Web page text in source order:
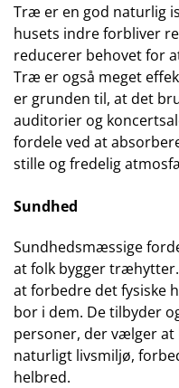
Træ er en god naturlig
husets indre forbliver
reducerer behovet for
Træ er også meget
er grunden til, at det
auditorier og
fordele ved at
stille og fredelig
Sundhed
Sundhedsmæssige
at folk bygger
at forbedre det fysiske
bor i dem. De tilbyder
personer, der vælger at
naturligt livsmiljø,
helbred.